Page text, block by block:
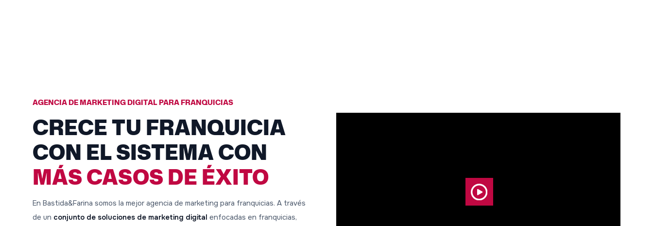
AGENCIA DE MARKETING DIGITAL PARA FRANQUICIAS
CRECE TU FRANQUICIA
CON EL SISTEMA CON
MÁS CASOS DE ÉXITO
En Bastida&Farina somos la mejor agencia de marketing para franquicias. A través
de un conjunto de soluciones de marketing digital enfocadas en franquicias,